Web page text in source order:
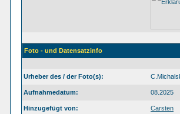
Foto - und Datensatzinfo
Urheber des / der Foto(s):
Aufnahmedatum: 08.2025
Hinzugefügt von: Carsten